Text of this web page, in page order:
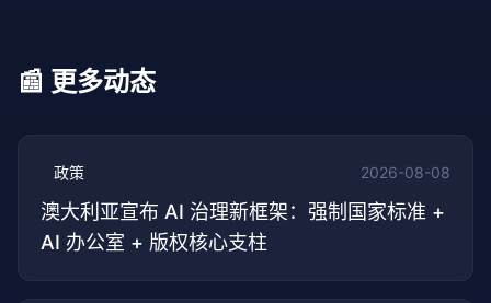
📰 更多动态
政策 2026-08-08
澳大利亚宣布 AI 治理新框架：强制国家标准 +
AI 办公室 + 版权核心支柱